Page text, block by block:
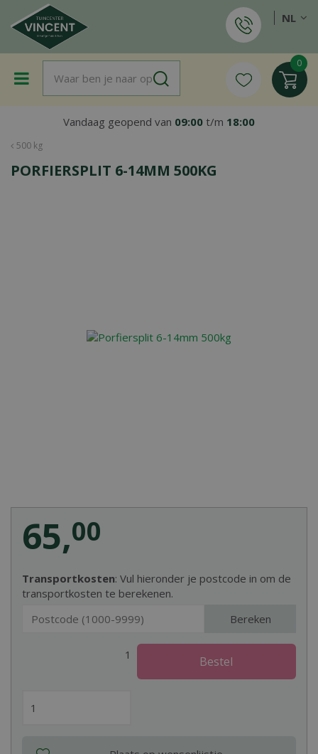
a
500 kg
Vandaag geopend van 09:00 t/m 18:00
NL
PORFIERSPLIT 6-14MM 500KG
Transportkosten: Vul hieronder je postcode in om de
transportkosten te berekenen.
Bereken
65,00
1